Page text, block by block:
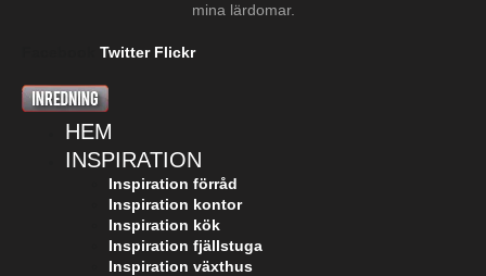
mina lärdomar.
Twitter Flickr
HEM
INSPIRATION
Inspiration förråd
Inspiration kontor
Inspiration kök
Inspiration fjällstuga
Inspiration växthus